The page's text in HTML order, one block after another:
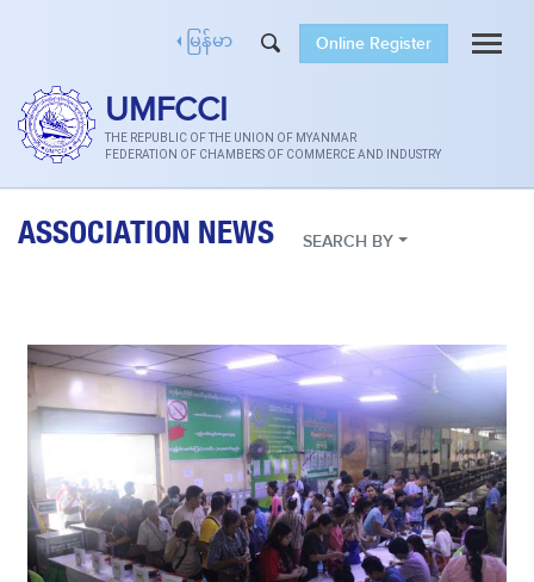
မြန်မာ Online Register
UMFCCI
THE REPUBLIC OF THE UNION OF MYANMAR
FEDERATION OF CHAMBERS OF COMMERCE AND INDUSTRY
ASSOCIATION NEWS SEARCH BY